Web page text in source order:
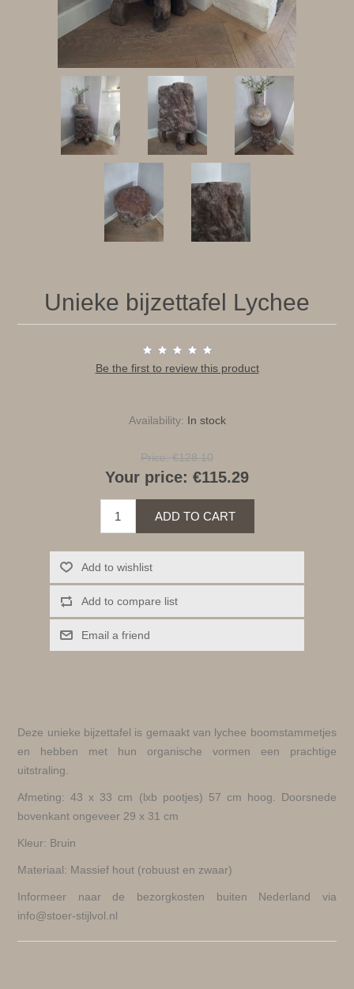
Unieke bijzettafel Lychee
Be the first to review this product
Availability: In stock
Price: €128.10
Your price: €115.29
ADD TO CART
Add to wishlist
Add to compare list
Email a friend
Deze unieke bijzettafel is gemaakt van lychee boomstammetjes
en hebben met hun organische vormen een prachtige
uitstraling.
Afmeting: 43 x 33 cm (lxb pootjes) 57 cm hoog. Doorsnede
bovenkant ongeveer 29 x 31 cm
Kleur: Bruin
Materiaal: Massief hout (robuust en zwaar)
Informeer naar de bezorgkosten buiten Nederland via
info@stoer-stijlvol.nl